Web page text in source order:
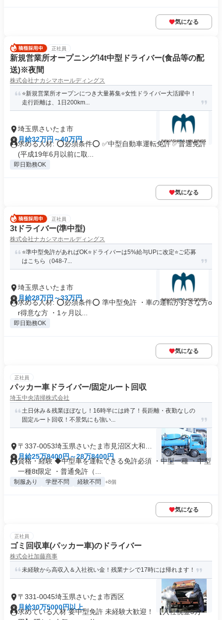
気になる
正社員
新規営業所オープニング!4t中型ドライバー(食品等の配
送)※夜間
株式会社ナカシマホールディングス
⭐️新規営業所オープンにつき大量募集⭐️女性ドライバー大活躍中！
走行距離は、1日200km...
埼玉県さいたま市
月給32万円～40万円
求める人材: ⭕必須条件⭕ ✅中型自動車運転免許 ✅普通免許
(平成19年6月以前に取...
即日勤務OK
気になる
正社員
3tドライバー(準中型)
株式会社ナカシマホールディングス
⭐️準中型免許があればOK⭐️ドライバーは5%給与UPに改定⭐️ご応募
はこちら（048-7...
埼玉県さいたま市
月給28万円～33万円
求める人材: ⭕必須条件⭕ 準中型免許 ・車の運転が好きな方o
r得意な方 ・1ヶ月以...
即日勤務OK
気になる
正社員
パッカー車ドライバー/固定ルート回収
埼玉中央清掃株式会社
土日休み＆残業ほぼなし！16時半には終了！長距離・夜勤なしの
固定ルート回収！不景気にも強い...
〒337-0053埼玉県さいたま市見沼区大和田
町
月給25万8400円～28万8400円
資格・経験 ◆中型車を運転できる免許必須 ・中型一種 ・中型
一種8t限定 ・普通免許（...
制服あり 学歴不問 経験不問 +8個
気になる
正社員
ゴミ回収車(パッカー車)のドライバー
株式会社加藤商事
未経験から高収入＆入社祝い金！残業ナシで17時には帰れます！
〒331-0045埼玉県さいたま市西区
月給30万5000円以上
求めている人材 要中型免許 未経験大歓迎！ 【入社祝金5万